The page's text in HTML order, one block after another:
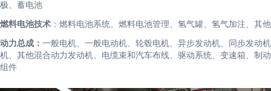
极、蓄电池
燃料电池技术 ：燃料电池系统、燃料电池管理、氢气罐、氢气加注、其
动力总成： 一般电机、一般电动机、轮毂电机、异步发动机、同步发动
机、其他混合动力发动机、电缆束和汽车布线、驱动系统、变速箱、制
组件